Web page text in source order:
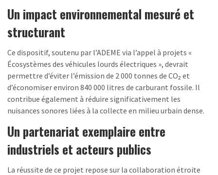
Un impact environnemental mesuré et
structurant
Ce dispositif, soutenu par l’ADEME via l’appel à projets «
Écosystèmes des véhicules lourds électriques », devrait
permettre d’éviter l’émission de 2 000 tonnes de CO₂ et
d’économiser environ 840 000 litres de carburant fossile. Il
contribue également à réduire significativement les
nuisances sonores liées à la collecte en milieu urbain dense.
Un partenariat exemplaire entre
industriels et acteurs publics
La réussite de ce projet repose sur la collaboration étroite